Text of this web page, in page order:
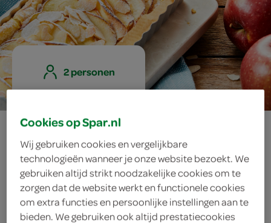
2 personen
plaattaart van
jonagold appel en
amandel
Cookies op Spar.nl
Wij gebruiken cookies en vergelijkbare
technologieën wanneer je onze website bezoekt. We
gebruiken altijd strikt noodzakelijke cookies om te
zorgen dat de website werkt en functionele cookies
om extra functies en persoonlijke instellingen aan te
bieden. We gebruiken ook altijd prestatiecookies